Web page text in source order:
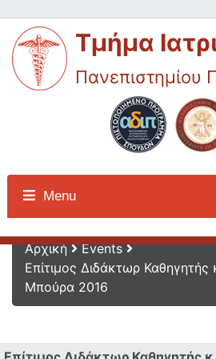
Τμήμα
Πανεπιστημίου
Menu
Εκδηλώσεις
Αρχική
Events
Επίτιμος Διδάκτωρ Καθηγητής
Μπούρα 2016